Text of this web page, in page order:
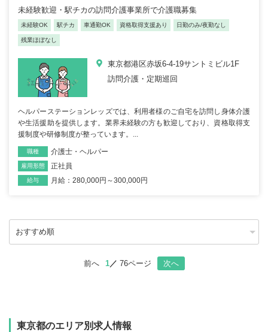
未経験歓迎・駅チカの訪問介護事業所で介護職募集
未経験OK 駅チカ 車通勤OK 資格取得支援あり 日勤のみ/夜勤なし
残業ほぼなし
東京都港区赤坂6-4-19サントミビル1F
訪問介護・定期巡回
ヘルパーステーションレッズでは、利用者様のご自宅を訪問し身体介護
や生活援助を提供します。業界未経験の方も歓迎しており、資格取得支
援制度や研修制度が整っています。...
職種 介護士・ヘルパー
雇用形態 正社員
給与 月給：280,000円～300,000円
前へ 1 76ページ 次へ
東京都のエリア別求人情報